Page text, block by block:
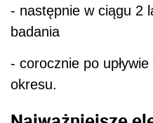
- następnie w ciągu 2
badania
- corocznie po
okresu.